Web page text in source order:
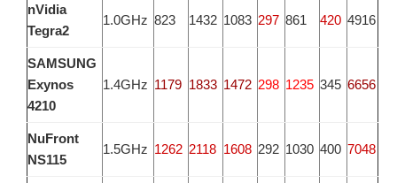
nVidia
Tegra2
1.0GHz 823 1432 1083 297 861 420 4916
SAMSUNG
Exynos
4210
1.4GHz 1179 1833 1472 298 1235 345 6656
NuFront
NS115
1.5GHz 1262 2118 1608 292 1030 400 7048